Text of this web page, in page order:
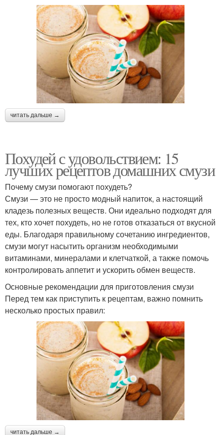
читать дальше →
Похудей с удовольствием: 15
лучших рецептов домашних смузи
Почему смузи помогают похудеть?
Смузи — это не просто модный напиток, а настоящий
кладезь полезных веществ. Они идеально подходят для
тех, кто хочет похудеть, но не готов отказаться от вкусной
еды. Благодаря правильному сочетанию ингредиентов,
смузи могут насытить организм необходимыми
витаминами, минералами и клетчаткой, а также помочь
контролировать аппетит и ускорить обмен веществ.
Основные рекомендации для приготовления смузи
Перед тем как приступить к рецептам, важно помнить
несколько простых правил:
читать дальше →